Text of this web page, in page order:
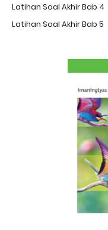
Latihan Soal Akhir Bab 4
Latihan Soal Akhir Bab 5